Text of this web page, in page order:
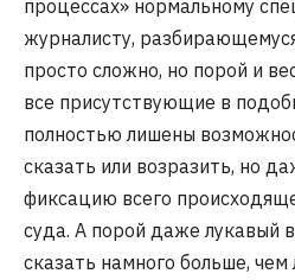
процессах» нормальному
журналисту,
просто сложно, но порой и
все присутствующие в
полностью лишены
сказать или возразить, но
фиксацию всего
суда. А порой даже лукавый
сказать намного больше,